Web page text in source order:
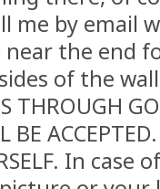
me by email
the end
of the wall.
THROUGH
BE
In